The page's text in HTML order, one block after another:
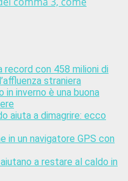
record con 458 milioni di
straniera
in inverno è una buona
aiuta a dimagrire: ecco
in un navigatore GPS con
a restare al caldo in